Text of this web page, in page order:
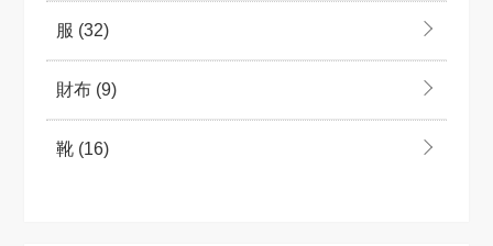
服 (32)
財布 (9)
靴 (16)